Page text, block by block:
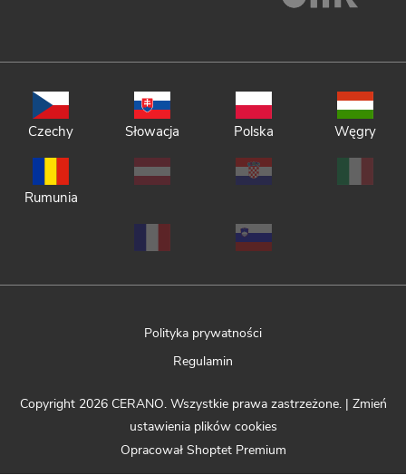
Czechy Słowacja Polska Węgry
Rumunia
Polityka prywatności
Regulamin
Opracował Shoptet Premium
Copyright 2026 CERANO. Wszystkie prawa zastrzeżone. | Zmień
ustawienia plików cookies